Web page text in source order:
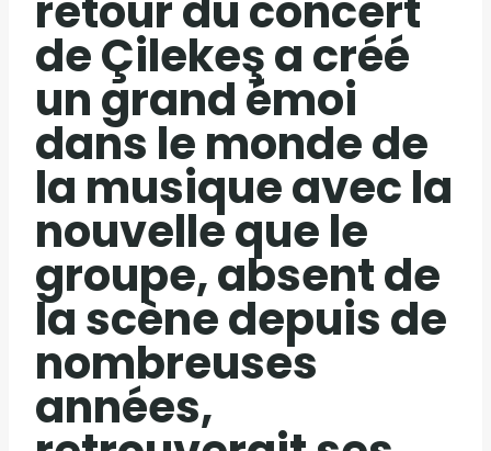
de Çilekeş a créé
un grand émoi
dans le monde de
la musique avec la
nouvelle que le
groupe, absent de
la scène depuis de
nombreuses
années,